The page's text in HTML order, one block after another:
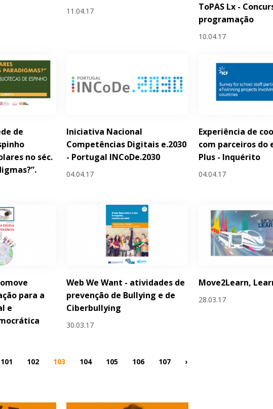
11.04.17
ToPAS Lx -
programação
10.04.17
de
no séc.
Iniciativa Nacional
Competências Digitais e.2030
- Portugal INCoDe.2030
04.04.17
Experiência de
com parceiros do
Plus - Inquérito
04.04.17
para a
e
Web We Want - atividades de
prevenção de Bullying e de
Ciberbullying
30.03.17
Move2Learn,
28.03.17
101 102 103 104 105 106 107 ›